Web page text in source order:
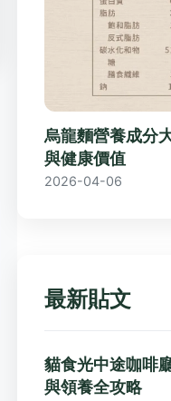
烏龍麵營養成分
與健康價值
2026-04-06
最新貼文
貓食光中途咖啡
與領養全攻略